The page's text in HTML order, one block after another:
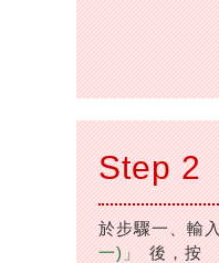
Step 2
於步驟一、輸入
一)」
後，按